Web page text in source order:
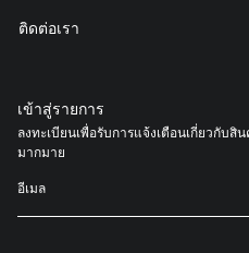
ติดต่อเรา
เข้าสู่รายการ
ลงทะเบียนเพื่อรับการแจ้งเตือนเกี่ยวกับ
มากมาย